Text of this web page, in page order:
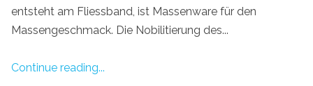
entsteht am Fliessband, ist Massenware für den
Massengeschmack. Die Nobilitierung des...
Continue reading...